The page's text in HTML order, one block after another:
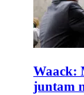
Waack:
juntam